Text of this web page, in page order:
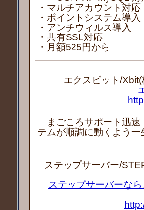
・マルチアカウント対応
・ポイントシステム導入
・アンチウィルス導入
・共有SSL対応
・月額525円から
エクスビット/
まごころサポート迅速
テムが順調に動くよう
ステップサーバー/
ステップサーバーな